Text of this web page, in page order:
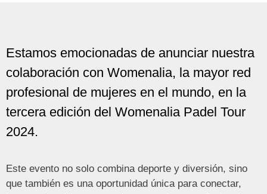
Estamos emocionadas de anunciar nuestra
colaboración con Womenalia, la mayor red
profesional de mujeres en el mundo, en la
tercera edición del Womenalia Padel Tour
2024.
Este evento no solo combina deporte y diversión, sino
que también es una oportunidad única para conectar,